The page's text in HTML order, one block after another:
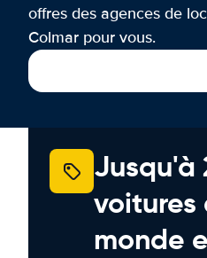
offres des agences de
Colmar pour vous.
Jusqu'à
voitures
monde